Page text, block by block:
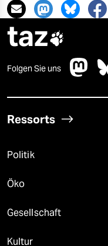
taz
Folgen Sie uns
Ressorts
Politik
Öko
Gesellschaft
Kultur